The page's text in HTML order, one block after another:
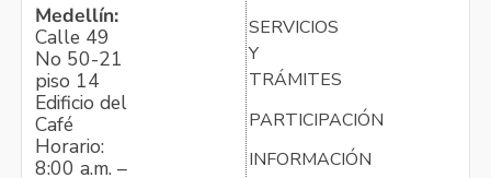
Medellín:
Calle 49
No 50-21
piso 14
Edificio del
Café
Horario:
8:00 a.m. –
SERVICIOS
Y
TRÁMITES
PARTICIPACIÓN
INFORMACIÓN